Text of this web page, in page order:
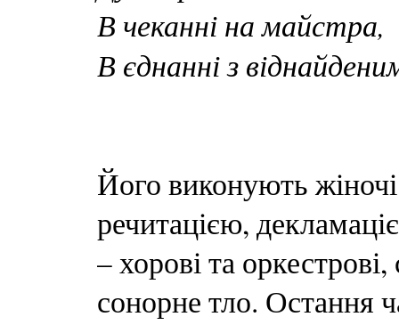
В чеканні на майстра,
В єднанні з
Його виконують
речитацією,
– хорові та
сонорне тло. Остання